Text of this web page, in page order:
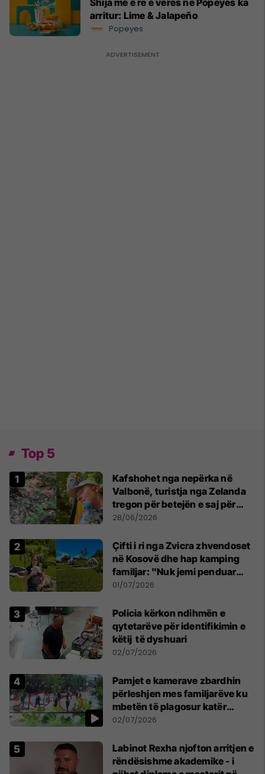
Shija më e re e verës në Popeyes ka
arritur: Lime & Jalapeño
Popeyes
Top 5
Kafshohet nga nepërka në
Valbonë, turistja nga Zelanda
tregon për betejën e saj për
mbijetesë
28/06/2026
Çifti i ri nga Zvicra zhvendoset
në Kosovë dhe hap kamping
familjar: "Nuk jemi penduar
asnjë ditë"
01/07/2026
Policia kërkon ndihmën e
qytetarëve për identifikimin e
këtij të dyshuari
02/07/2026
Pamjet e kamerave zbardhin
përleshjen mes familjarëve ku
mbetën të plagosur katër
persona
02/07/2026
Labinot Rexha njofton arritjen e
rëndësishme akademike - i